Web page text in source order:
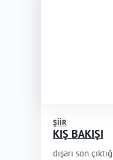
ŞIIR
KIŞ BAKIŞI
dışarı son